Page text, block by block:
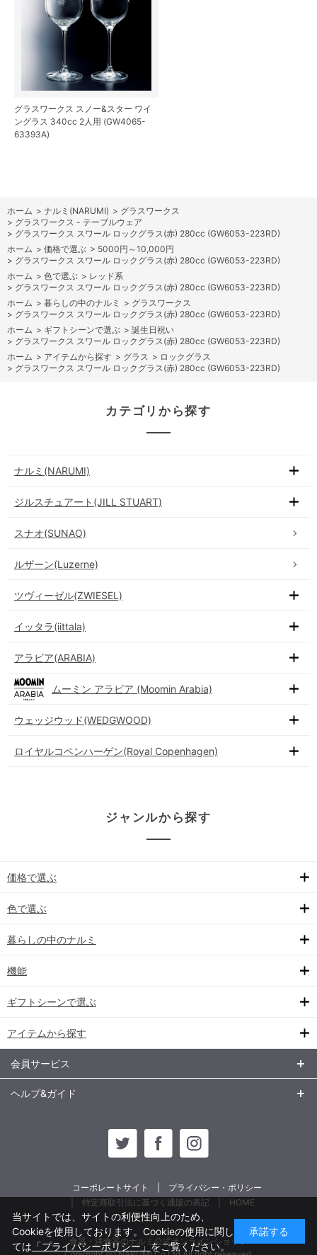
グラスワークス スノー&スター ワイ
ングラス 340cc 2人用 (GW4065-
63393A)
ホーム > ナルミ(NARUMI) > グラスワークス
> グラスワークス - テーブルウェア
> グラスワークス スワール ロックグラス(赤) 280cc (GW6053-223RD)
ホーム > 価格で選ぶ > 5000円～10,000円
> グラスワークス スワール ロックグラス(赤) 280cc (GW6053-223RD)
ホーム > 色で選ぶ > レッド系
> グラスワークス スワール ロックグラス(赤) 280cc (GW6053-223RD)
ホーム > 暮らしの中のナルミ > グラスワークス
> グラスワークス スワール ロックグラス(赤) 280cc (GW6053-223RD)
ホーム > ギフトシーンで選ぶ > 誕生日祝い
> グラスワークス スワール ロックグラス(赤) 280cc (GW6053-223RD)
ホーム > アイテムから探す > グラス > ロックグラス
> グラスワークス スワール ロックグラス(赤) 280cc (GW6053-223RD)
カテゴリから探す
ナルミ(NARUMI)
ジルスチュアート(JILL STUART)
スナオ(SUNAO)
ルザーン(Luzerne)
ツヴィーゼル(ZWIESEL)
イッタラ(iittala)
アラビア(ARABIA)
ムーミン アラビア (Moomin Arabia)
ウェッジウッド(WEDGWOOD)
ロイヤルコペンハーゲン(Royal Copenhagen)
ジャンルから探す
価格で選ぶ
色で選ぶ
暮らしの中のナルミ
機能
ギフトシーンで選ぶ
アイテムから探す
会員サービス
ヘルプ&ガイド
コーポレートサイト
プライバシー・ポリシー
特定商取引法に基づく通販の表記
HOME
食器・洋食器のナルミ公式オンラインショップ
当サイトでは、サイトの利便性向上のため、
Cookieを使用しております。Cookieの使用に関し
ては 「プライバシーポリシー」をご覧ください。
承諾する